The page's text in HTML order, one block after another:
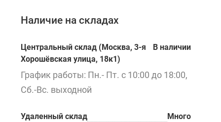
Наличие на складах
Центральный склад (Москва, 3-я
Хорошёвская улица, 18к1)
В наличии
График работы: Пн.- Пт. с 10:00 до 18:00,
Сб.-Вс. выходной
Удаленный склад Много